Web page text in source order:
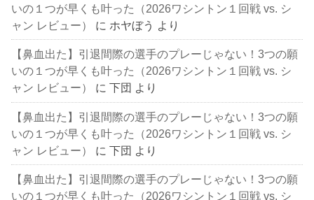
いの１つが早くも叶った（2026ワシントン１回戦 vs. シ
ャン レビュー）
に ホヤぼう より
【鼻血出た】引退間際の選手のプレーじゃない！3つの願
いの１つが早くも叶った（2026ワシントン１回戦 vs. シ
ャン レビュー）
に下団 より
【鼻血出た】引退間際の選手のプレーじゃない！3つの願
いの１つが早くも叶った（2026ワシントン１回戦 vs. シ
ャン レビュー）
に下団 より
【鼻血出た】引退間際の選手のプレーじゃない！3つの願
いの１つが早くも叶った（2026ワシントン１回戦 vs. シ